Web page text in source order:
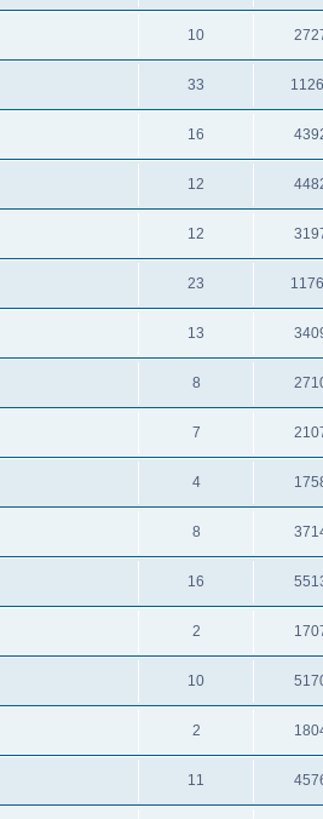
10
33
16
12
12
23
13
8
7
4
8
16
2
10
2
11